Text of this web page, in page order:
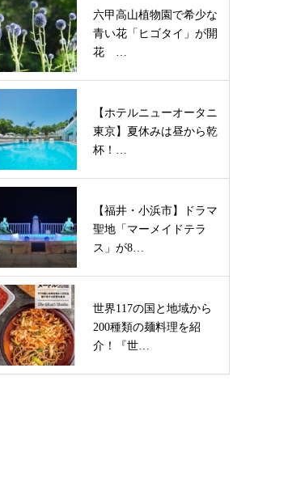
六甲高山植物園で希少な
青い花「ヒゴタイ」が開
花 …
【ホテルニューオータニ
東京】夏休みは昼から乾
杯！…
【福井・小浜市】ドラマ
聖地「マーメイドテラ
ス」が8…
世界117の国と地域から
200種類の麺料理を紹
介！『世…